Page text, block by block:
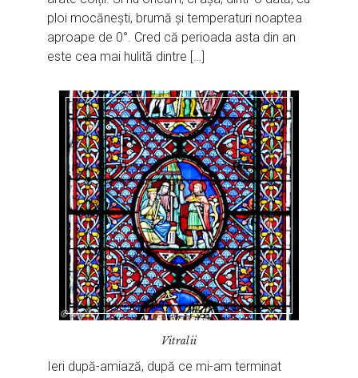
ploi mocănești, brumă și temperaturi noaptea
aproape de 0°. Cred că perioada asta din an
este cea mai hulită dintre […]
Vitralii
Ieri după-amiază, după ce mi-am terminat